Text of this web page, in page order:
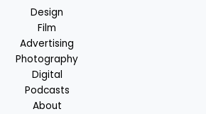
Design
Film
Advertising
Photography
Digital
Podcasts
About